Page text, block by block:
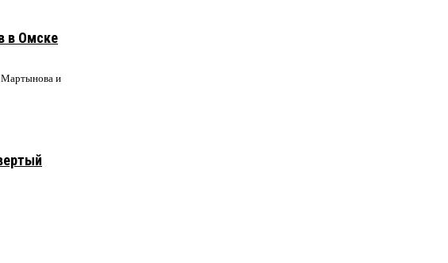
в Омске
Мартынова и